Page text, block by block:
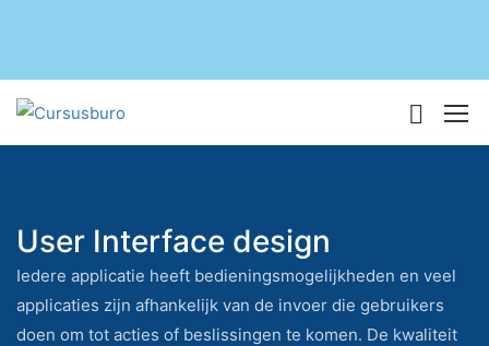
User Interface design
Iedere applicatie heeft bedieningsmogelijkheden en veel
applicaties zijn afhankelijk van de invoer die gebruikers
doen om tot acties of beslissingen te komen. De kwaliteit